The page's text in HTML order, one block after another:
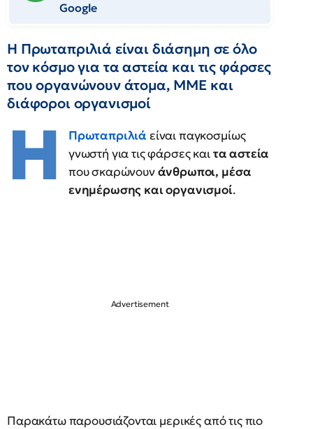
Google
Η Πρωταπριλιά είναι διάσημη σε όλο
τον κόσμο για τα αστεία και τις φάρσες
που οργανώνουν άτομα, ΜΜΕ και
διάφοροι οργανισμοί
Η Πρωταπριλιά είναι παγκοσμίως
γνωστή για τις φάρσες καιτα αστεία
που σκαρώνουνάνθρωποι, μέσα
ενημέρωσης και οργανισμοί.
Παρακάτω παρουσιάζονται μερικές από τις πιο